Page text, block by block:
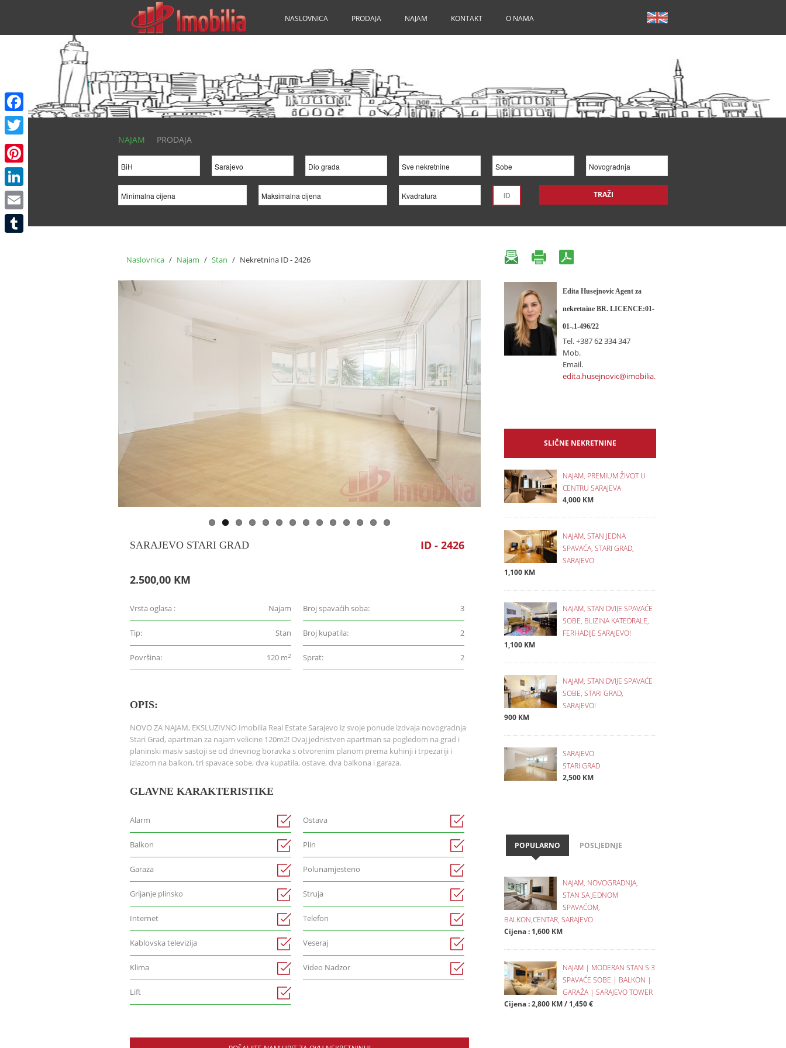
NASLOVNICA PRODAJA NAJAM KONTAKT O NAMA
Facebook
Twitter
Pinterest
LinkedIn
Email
NAJAM PRODAJA
TRAŽI
Naslovnica / Najam / Stan / Nekretnina ID - 2426
SARAJEVO STARI GRAD ID - 2426
2.500,00 KM
Vrsta oglasa : Najam
Tip: Stan
Površina: 120 m2
Broj spavaćih soba: 3
Broj kupatila: 2
Sprat: 2
OPIS:
NOVO ZA NAJAM, EKSLUZIVNO Imobilia Real Estate Sarajevo iz svoje ponude izdvaja novogradnja
Stari Grad, apartman za najam velicine 120m2! Ovaj jednistven apartman sa pogledom na grad i
planinski masiv sastoji se od dnevnog boravka s otvorenim planom prema kuhinji i trpezariji i
izlazom na balkon, tri spavace sobe, dva kupatila, ostave, dva balkona i garaza.
GLAVNE KARAKTERISTIKE
Alarm
Balkon
Garaza
Grijanje plinsko
Internet
Kablovska televizija
Klima
Lift
Ostava
Plin
Polunamjesteno
Struja
Telefon
Veseraj
Video Nadzor
Edita Husejnovic Agent za
nekretnine BR. LICENCE:01-
01-.1-496/22
Tel.+387 62 334 347
Mob.
Email.
edita.husejnovic@imobilia.ba
SLIČNE NEKRETNINE
NAJAM, PREMIUM ŽIVOT U
CENTRU SARAJEVA
4,000 KM
NAJAM, STAN JEDNA
SPAVAĆA, STARI GRAD,
SARAJEVO
1,100 KM
NAJAM, STAN DVIJE SPAVAĆE
SOBE, BLIZINA KATEDRALE,
FERHADIJE SARAJEVO!
1,100 KM
NAJAM, STAN DVIJE SPAVAĆE
SOBE, STARI GRAD,
SARAJEVO!
900 KM
SARAJEVO
STARI GRAD
2,500 KM
POPULARNO POSLJEDNJE
NAJAM, NOVOGRADNJA,
STAN SA JEDNOM
SPAVAĆOM,
BALKON,CENTAR, SARAJEVO
Cijena : 1,600 KM
NAJAM | MODERAN STAN S 3
SPAVAĆE SOBE | BALKON |
GARAŽA | SARAJEVO TOWER
Cijena : 2,800 KM / 1,450 €